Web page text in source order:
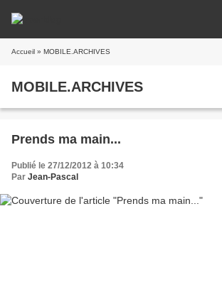
Accueil » MOBILE.ARCHIVES
MOBILE.ARCHIVES
Prends ma main...
Publié le 27/12/2012 à 10:34
Par Jean-Pascal